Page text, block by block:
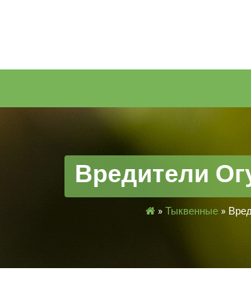
Вредители
» Тыквенные»